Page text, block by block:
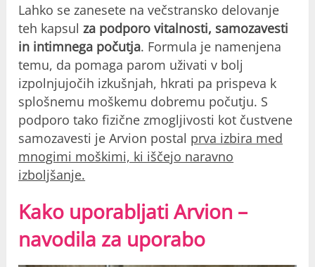
Lahko se zanesete na večstransko delovanje
teh kapsulza podporo vitalnosti, samozavesti
in intimnega počutja. Formula je namenjena
temu, da pomaga parom uživati v bolj
izpolnjujočih izkušnjah, hkrati pa prispeva k
splošnemu moškemu dobremu počutju. S
podporo tako fizične zmogljivosti kot čustvene
samozavesti je Arvion postal prva izbira med
mnogimi moškimi, ki iščejo naravno
izboljšanje.
Kako uporabljati Arvion –
navodila za uporabo